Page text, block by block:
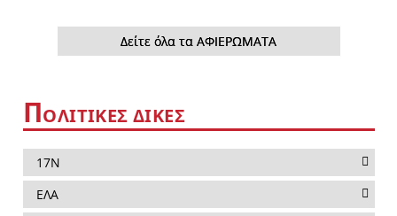
Δείτε όλα τα ΑΦΙΕΡΩΜΑΤΑ
ΠΟΛΙΤΙΚΕΣ ΔΙΚΕΣ
17Ν
ΕΛΑ